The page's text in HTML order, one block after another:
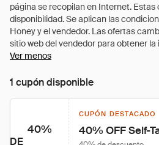
Ver menos
1 cupón disponible
40%
DE
CUPÓN DESTACADO
40% OFF Self-